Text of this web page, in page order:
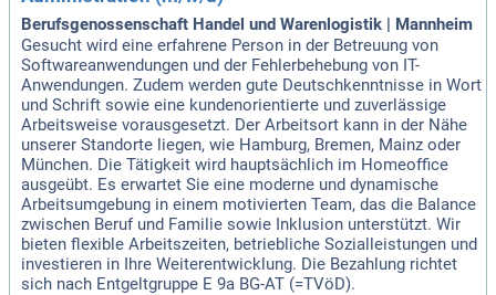
Berufsgenossenschaft Handel und Warenlogistik | Mannheim
Gesucht wird eine erfahrene Person in der Betreuung von
Softwareanwendungen und der Fehlerbehebung von IT-
Anwendungen. Zudem werden gute Deutschkenntnisse in Wort
und Schrift sowie eine kundenorientierte und zuverlässige
Arbeitsweise vorausgesetzt. Der Arbeitsort kann in der Nähe
unserer Standorte liegen, wie Hamburg, Bremen, Mainz oder
München. Die Tätigkeit wird hauptsächlich im Homeoffice
ausgeübt. Es erwartet Sie eine moderne und dynamische
Arbeitsumgebung in einem motivierten Team, das die Balance
zwischen Beruf und Familie sowie Inklusion unterstützt. Wir
bieten flexible Arbeitszeiten, betriebliche Sozialleistungen und
investieren in Ihre Weiterentwicklung. Die Bezahlung richtet
sich nach Entgeltgruppe E 9a BG-AT (=TVöD).